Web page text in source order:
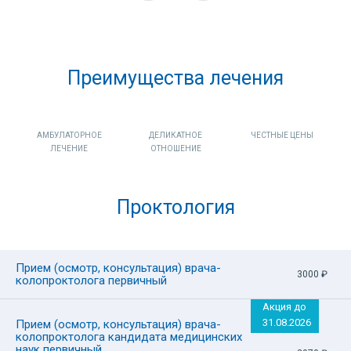
Преимущества лечения
АМБУЛАТОРНОЕ
ЛЕЧЕНИЕ
ДЕЛИКАТНОЕ
ОТНОШЕНИЕ
ЧЕСТНЫЕ ЦЕНЫ
Проктология
Прием (осмотр, консультация) врача-
колопроктолога первичный
3000 ₽
Сбор жалоб и анамнеза
Общий визуальный осмотр и пальцевое ректальное
Прием (осмотр, консультация) врача-
колопроктолога кандидата медицинских
Акция до
31.08.2026